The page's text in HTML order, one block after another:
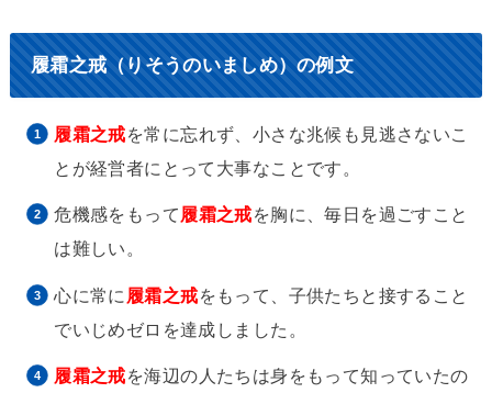
履霜之戒（りそうのいましめ）の例文
履霜之戒を常に忘れず、小さな兆候も見逃さないこ
とが経営者にとって大事なことです。
危機感をもって 履霜之戒を胸に、毎日を過ごすこと
は難しい。
心に常に 履霜之戒をもって、子供たちと接すること
でいじめゼロを達成しました。
履霜之戒を海辺の人たちは身をもって知っていたの